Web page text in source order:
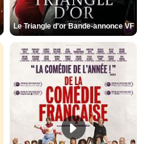
Le Triangle d'or Bande-annonce VF